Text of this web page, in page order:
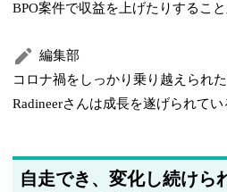
BPO案件で収益を上げたりすること
編集部
コロナ禍をしっかり乗り越えられ
Radineerさんは成長を遂げられてい
自走でき、変化し続けら